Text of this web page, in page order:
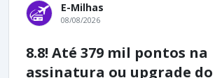
E-Milhas
08/08/2026
8.8! Até 379 mil pontos na
assinatura ou upgrade do